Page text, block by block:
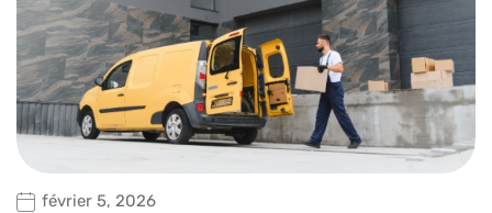
février 5, 2026